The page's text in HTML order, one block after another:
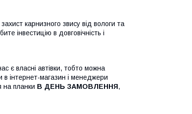
карнизного звису від вологи та
інвестицію в довговічність і
є власні автівки, тобто можна
в інтернет-магазин і менеджери
на планки В ДЕНЬ ЗАМОВЛЕННЯ,